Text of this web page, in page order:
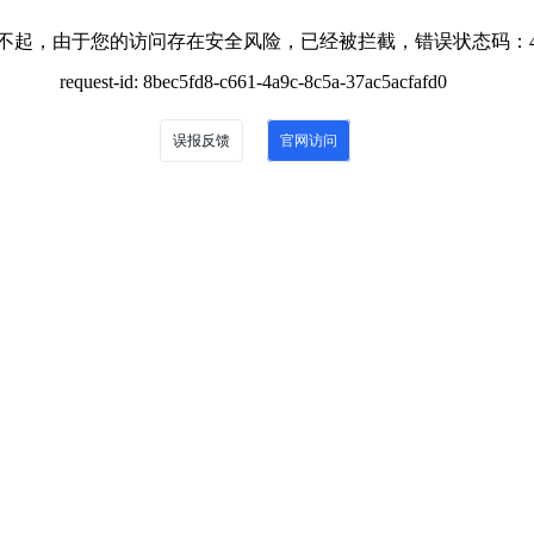
起，由于您的访问存在安全风险，已经被拦截，错误状态码：
request-id: 8bec5fd8-c661-4a9c-8c5a-37ac5acfafd0
误报反馈 官网访问